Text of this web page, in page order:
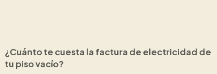
¿Cuánto te cuesta la factura de electricidad de
tu piso vacío?